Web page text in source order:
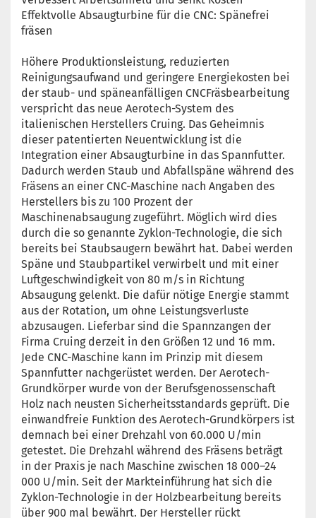
Effektvolle Absaugturbine für die CNC: Spänefrei
fräsen
Höhere Produktionsleistung, reduzierten
Reinigungsaufwand und geringere Energiekosten bei
der staub- und späneanfälligen CNCFräsbearbeitung
verspricht das neue Aerotech-System des
italienischen Herstellers Cruing. Das Geheimnis
dieser patentierten Neuentwicklung ist die
Integration einer Absaugturbine in das Spannfutter.
Dadurch werden Staub und Abfallspäne während des
Fräsens an einer CNC-Maschine nach Angaben des
Herstellers bis zu 100 Prozent der
Maschinenabsaugung zugeführt. Möglich wird dies
durch die so genannte Zyklon-Technologie, die sich
bereits bei Staubsaugern bewährt hat. Dabei werden
Späne und Staubpartikel verwirbelt und mit einer
Luftgeschwindigkeit von 80 m/s in Richtung
Absaugung gelenkt. Die dafür nötige Energie stammt
aus der Rotation, um ohne Leistungsverluste
abzusaugen. Lieferbar sind die Spannzangen der
Firma Cruing derzeit in den Größen 12 und 16 mm.
Jede CNC-Maschine kann im Prinzip mit diesem
Spannfutter nachgerüstet werden. Der Aerotech-
Grundkörper wurde von der Berufsgenossenschaft
Holz nach neusten Sicherheitsstandards geprüft. Die
einwandfreie Funktion des Aerotech-Grundkörpers ist
demnach bei einer Drehzahl von 60.000 U/min
getestet. Die Drehzahl während des Fräsens beträgt
in der Praxis je nach Maschine zwischen 18 000–24
000 U/min. Seit der Markteinführung hat sich die
Zyklon-Technologie in der Holzbearbeitung bereits
über 900 mal bewährt. Der Hersteller rückt